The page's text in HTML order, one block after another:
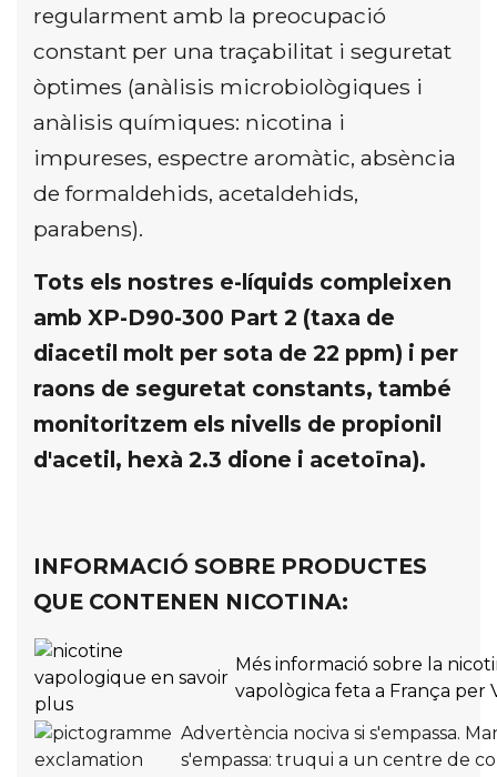
regularment amb la preocupació
constant per una traçabilitat i seguretat
òptimes (anàlisis microbiològiques i
anàlisis químiques: nicotina i
impureses, espectre aromàtic, absència
de formaldehids, acetaldehids,
parabens).
Tots els nostres e-líquids compleixen
amb XP-D90-300 Part 2 (taxa de
diacetil molt per sota de 22 ppm) i per
raons de seguretat constants, també
monitoritzem els nivells de propionil
d'acetil, hexà 2.3 dione i acetoïna).
INFORMACIÓ SOBRE PRODUCTES
QUE CONTENEN NICOTINA:
Més informació sobre la
vapològica feta a França per
Advertència nociva si s'empassa.
s'empassa: truqui a un centre de